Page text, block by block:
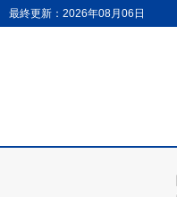
最終更新：2026年08月06日